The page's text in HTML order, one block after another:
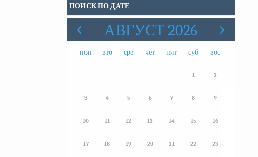
ПОИСК ПО ДАТЕ
АВГУСТ 2026
пон вто сре чет пят суб вос
1 2
3 4 5 6 7 8 9
10 11 12 13 14 15 16
17 18 19 20 21 22 23